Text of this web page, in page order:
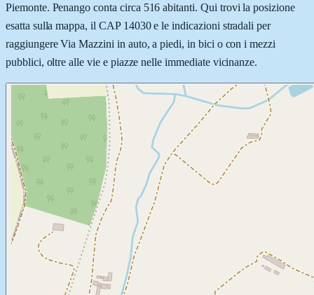
Piemonte. Penango conta circa 516 abitanti. Qui trovi la posizione
esatta sulla mappa, il CAP 14030 e le indicazioni stradali per
raggiungere Via Mazzini in auto, a piedi, in bici o con i mezzi
pubblici, oltre alle vie e piazze nelle immediate vicinanze.